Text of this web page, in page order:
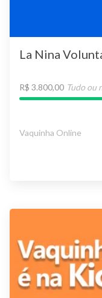
La Nina
R$ 3.800,00 Tudo ou
Vaquinha Online